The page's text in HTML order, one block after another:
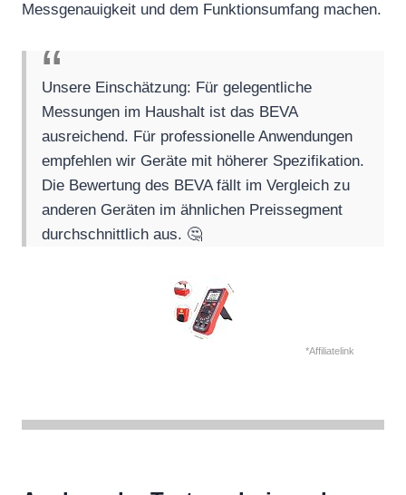
Messgenauigkeit und dem Funktionsumfang machen.
Unsere Einschätzung: Für gelegentliche
Messungen im Haushalt ist das BEVA
ausreichend. Für professionelle Anwendungen
empfehlen wir Geräte mit höherer Spezifikation.
Die Bewertung des BEVA fällt im Vergleich zu
anderen Geräten im ähnlichen Preissegment
durchschnittlich aus. 🤔
*Affiliatelink